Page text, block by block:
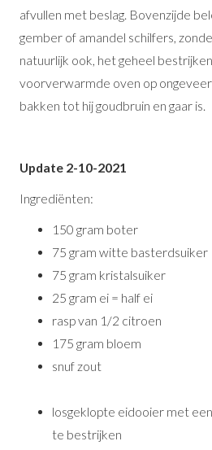
afvullen met beslag. Bovenzijde
gember of amandel schilfers,
natuurlijk ook, het geheel
voorverwarmde oven op
bakken tot hij goudbruin en gaar is.
Update 2-10-2021
Ingrediënten:
150 gram boter
75 gram witte basterdsuiker
75 gram kristalsuiker
25 gram ei = half ei
rasp van 1/2 citroen
175 gram bloem
snuf zout
losgeklopte eidooier met
te bestrijken